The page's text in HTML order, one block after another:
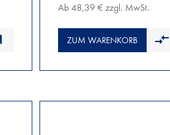
Ab 48,39 € zzgl. MwSt.
ZUM WARENKORB